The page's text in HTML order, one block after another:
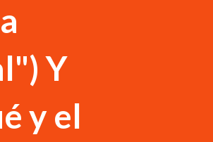
Y
y el